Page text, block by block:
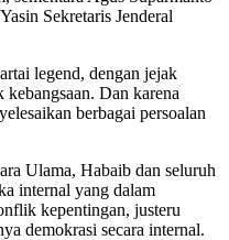
Sekretaris Jenderal
legend, dengan jejak
Dan karena
berbagai persoalan
Ulama, Habaib dan seluruh
internal yang dalam
kepentingan, justeru
demokrasi secara internal.